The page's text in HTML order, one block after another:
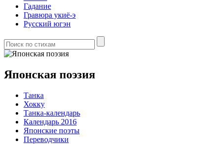
Гадание
Гравюра укиё-э
Русский югэн
Японская поэзия
Танка
Хокку
Танка-календарь
Календарь 2016
Японские поэты
Переводчики